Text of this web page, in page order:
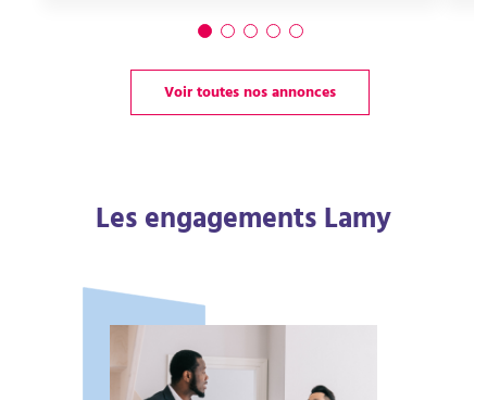
Voir toutes nos annonces
Les engagements Lamy